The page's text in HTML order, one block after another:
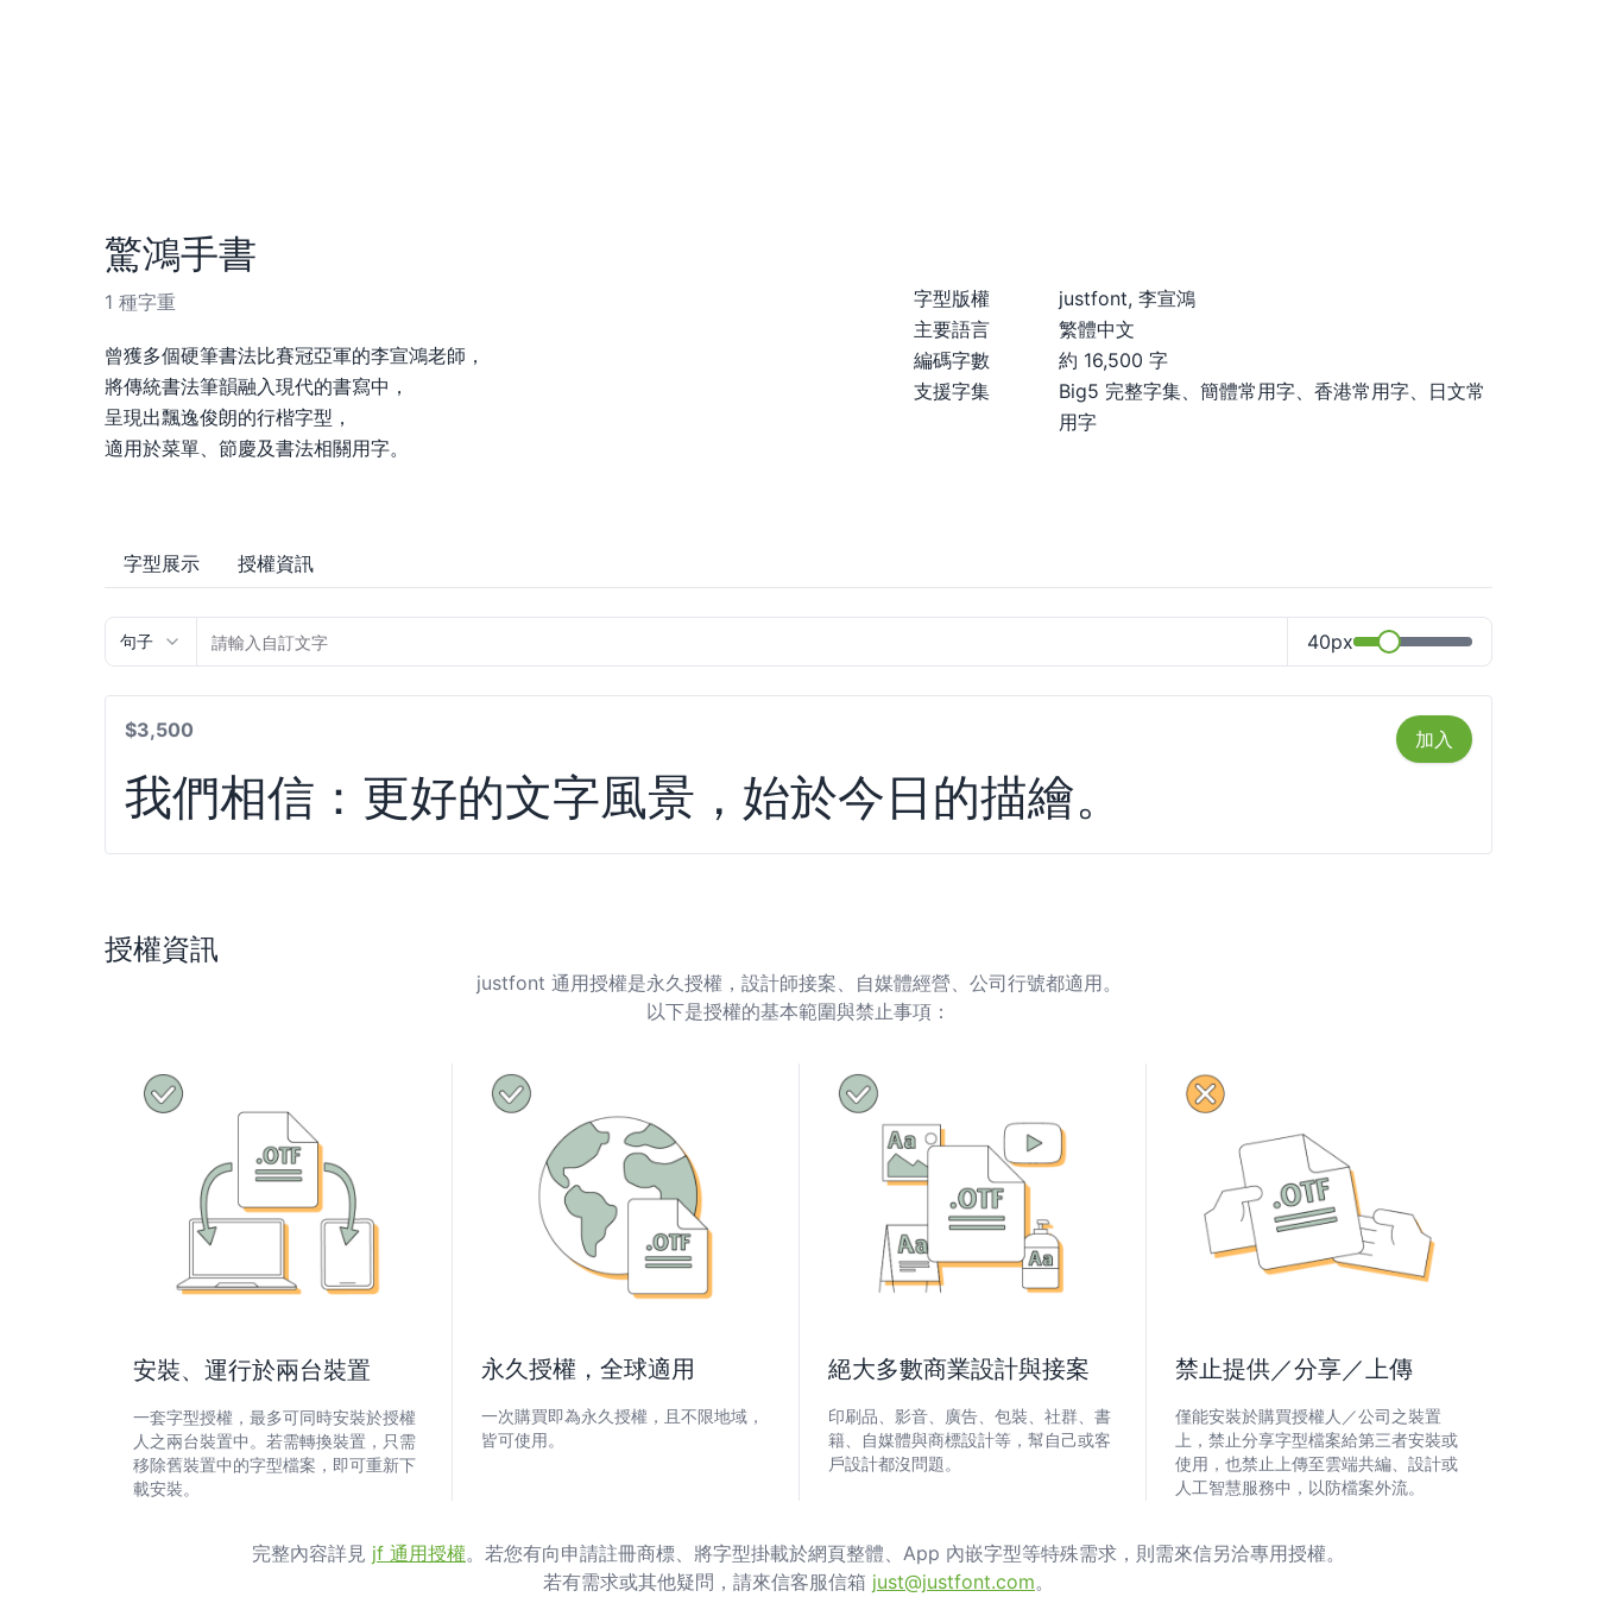
驚鴻手書
1 種字重
曾獲多個硬筆書法比賽冠亞軍的李宣鴻老師，
將傳統書法筆韻融入現代的書寫中，
呈現出飄逸俊朗的行楷字型，
適用於菜單、節慶及書法相關用字。
字型版權
justfont, 李宣鴻
主要語言
繁體中文
編碼字數
約 16,500 字
支援字集
Big5 完整字集、簡體常用字、香港常用字、日文常
用字
字型展示 授權資訊
句子 40px
$3,500 加入
我們相信：更好的文字風景，始於今日的描繪。
授權資訊
justfont 通用授權是永久授權，設計師接案、自媒體經營、公司行號都適用。
以下是授權的基本範圍與禁止事項：
安裝、運行於兩台裝置
一套字型授權，最多可同時安裝於授權
人之兩台裝置中。若需轉換裝置，只需
移除舊裝置中的字型檔案，即可重新下
載安裝。
永久授權，全球適用
一次購買即為永久授權，且不限地域，
皆可使用。
絕大多數商業設計與接案
印刷品、影音、廣告、包裝、社群、書
籍、自媒體與商標設計等，幫自己或客
戶設計都沒問題。
禁止提供／分享／上傳
僅能安裝於購買授權人／公司之裝置
上，禁止分享字型檔案給第三者安裝或
使用，也禁止上傳至雲端共編、設計或
人工智慧服務中，以防檔案外流。
完整內容詳見 jf 通用授權。若您有向申請註冊商標、將字型掛載於網頁整體、App 內嵌字型等特殊需求，則需來信另洽專用授權。
若有需求或其他疑問，請來信客服信箱 just@justfont.com。